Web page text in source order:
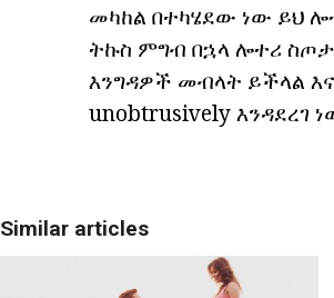
መካከል በተካሄደው ነው ይህ
ትኩስ ምግብ በኋላ ሎተሪ
እንግዳዎች መብላት ይችላል
unobtrusively እንዳደረገ
Similar articles